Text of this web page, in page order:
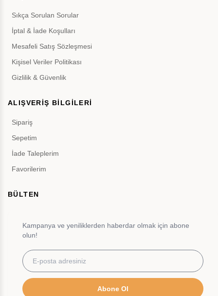
Sıkça Sorulan Sorular
İptal & İade Koşulları
Mesafeli Satış Sözleşmesi
Kişisel Veriler Politikası
Gizlilik & Güvenlik
ALIŞVERİŞ BİLGİLERİ
Sipariş
Sepetim
İade Taleplerim
Favorilerim
BÜLTEN
Kampanya ve yeniliklerden haberdar olmak için abone
olun!
Abone Ol